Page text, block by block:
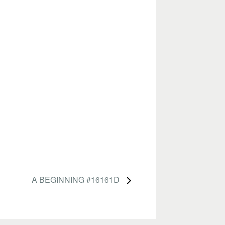
A BEGINNING #16161D